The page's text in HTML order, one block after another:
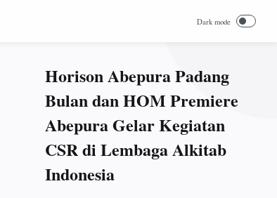
Horison Abepura Padang
Bulan dan HOM Premiere
Abepura Gelar Kegiatan
CSR di Lembaga Alkitab
Indonesia